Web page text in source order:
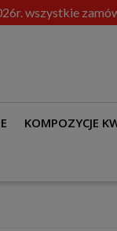
wszystkie
KOMPOZYCJE